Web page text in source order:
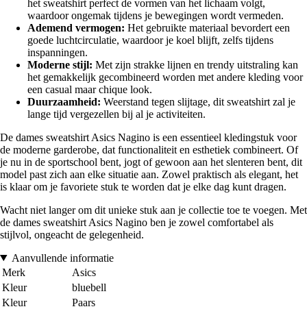
het sweatshirt perfect de vormen van het lichaam volgt,
waardoor ongemak tijdens je bewegingen wordt vermeden.
Ademend vermogen: Het gebruikte materiaal bevordert een
goede luchtcirculatie, waardoor je koel blijft, zelfs tijdens
inspanningen.
Moderne stijl: Met zijn strakke lijnen en trendy uitstraling kan
het gemakkelijk gecombineerd worden met andere kleding voor
een casual maar chique look.
Duurzaamheid: Weerstand tegen slijtage, dit sweatshirt zal je
lange tijd vergezellen bij al je activiteiten.
De dames sweatshirt Asics Nagino is een essentieel kledingstuk voor
de moderne garderobe, dat functionaliteit en esthetiek combineert. Of
je nu in de sportschool bent, jogt of gewoon aan het slenteren bent, dit
model past zich aan elke situatie aan. Zowel praktisch als elegant, het
is klaar om je favoriete stuk te worden dat je elke dag kunt dragen.
Wacht niet langer om dit unieke stuk aan je collectie toe te voegen. Met
de dames sweatshirt Asics Nagino ben je zowel comfortabel als
stijlvol, ongeacht de gelegenheid.
Aanvullende informatie
Merk
Asics
Kleur
bluebell
Kleur
Paars